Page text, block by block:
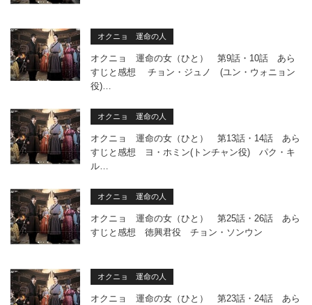
オクニョ 運命の人
オクニョ 運命の女（ひと） 第9話・10話 あら
すじと感想 チョン・ジュノ (ユン・ウォニョン
役)…
オクニョ 運命の人
オクニョ 運命の女（ひと） 第13話・14話 あら
すじと感想 ヨ・ホミン(トンチャン役) パク・キ
ル…
オクニョ 運命の人
オクニョ 運命の女（ひと） 第25話・26話 あら
すじと感想 徳興君役 チョン・ソンウン
オクニョ 運命の人
オクニョ 運命の女（ひと） 第23話・24話 あら